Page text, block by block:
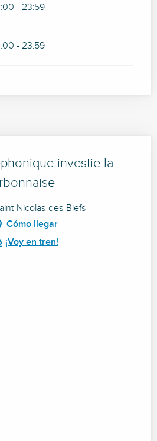
- 23:59
- 23:59
investie la
Nicolas-des-Biefs
Cómo llegar
¡Voy en tren!